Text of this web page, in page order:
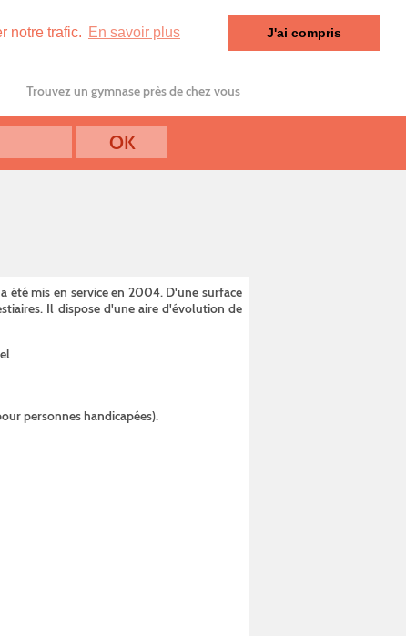
notre trafic. En savoir plus J'ai compris
Trouvez un gymnase près de chez vous
été mis en service en 2004. D'une surface
Il dispose d'une aire d'évolution de
personnes handicapées).